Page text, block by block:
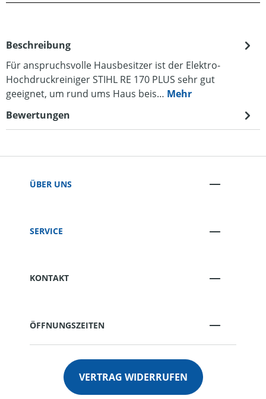
Beschreibung
Für anspruchsvolle Hausbesitzer ist der Elektro-
Hochdruckreiniger STIHL RE 170 PLUS sehr gut
geeignet, um rund ums Haus beis… Mehr
Bewertungen
ÜBER UNS
SERVICE
KONTAKT
ÖFFNUNGSZEITEN
VERTRAG WIDERRUFEN